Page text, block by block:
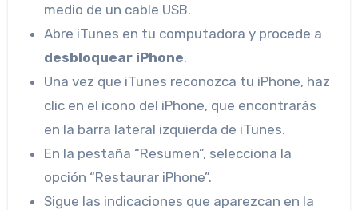
medio de un cable USB.
Abre iTunes en tu computadora y procede a
desbloquear iPhone.
Una vez que iTunes reconozca tu iPhone, haz
clic en el icono del iPhone, que encontrarás
en la barra lateral izquierda de iTunes.
En la pestaña “Resumen”, selecciona la
opción “Restaurar iPhone”.
Sigue las indicaciones que aparezcan en la